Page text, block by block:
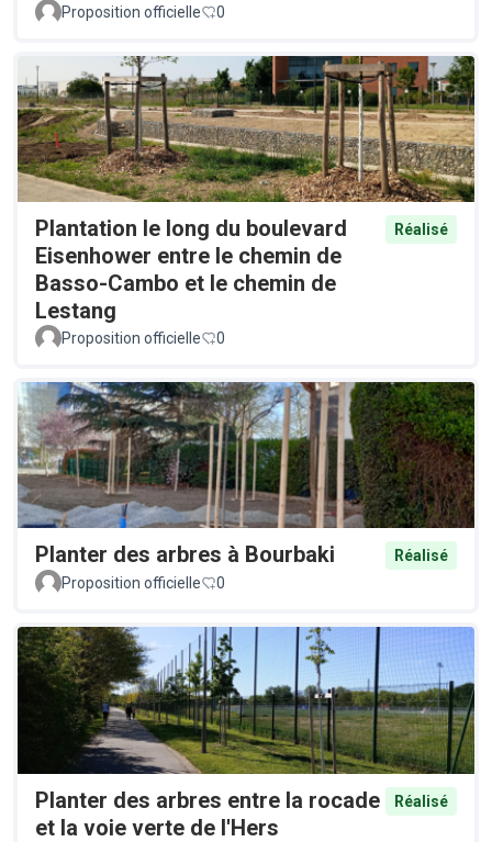
Proposition officielle 0
Plantation le long du boulevard
Eisenhower entre le chemin de
Basso-Cambo et le chemin de
Lestang
Réalisé
Proposition officielle 0
Planter des arbres à Bourbaki
Réalisé
Proposition officielle
0
Planter des arbres entre la rocade
et la voie verte de l'Hers
Réalisé